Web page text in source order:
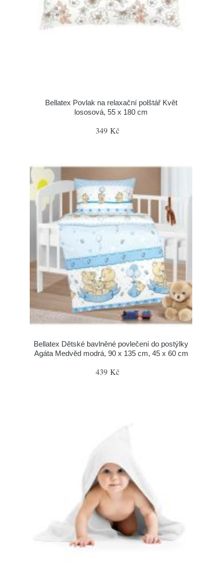
Bellatex Povlak na relaxační polštář Květ
lososová, 55 x 180 cm
349 Kč
Bellatex Dětské bavlněné povlečení do postýlky
Agáta Medvěd modrá, 90 x 135 cm, 45 x 60 cm
439 Kč